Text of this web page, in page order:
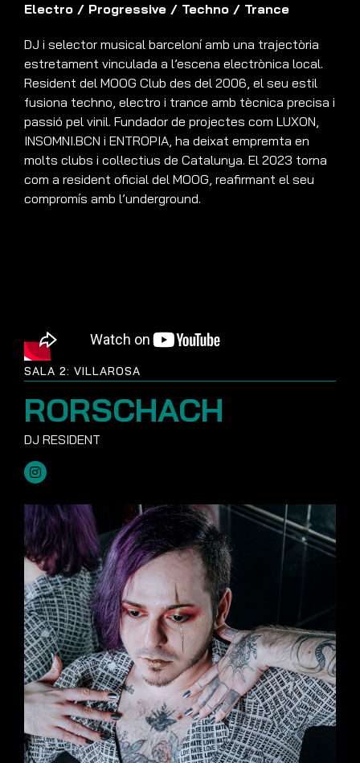
Electro / Progressive / Techno / Trance
DJ i selector musical barceloní amb una trajectòria
estretament vinculada a l’escena electrònica local.
Resident del MOOG Club des del 2006, el seu estil
fusiona techno, electro i trance amb tècnica precisa i
passió pel vinil. Fundador de projectes com LUXON,
INSOMNI.BCN i ENTROPIA, ha deixat empremta en
molts clubs i col·lectius de Catalunya. El 2023 torna
com a resident oficial del MOOG, reafirmant el seu
compromís amb l’underground.
SALA 2: VILLAROSA
RORSCHACH